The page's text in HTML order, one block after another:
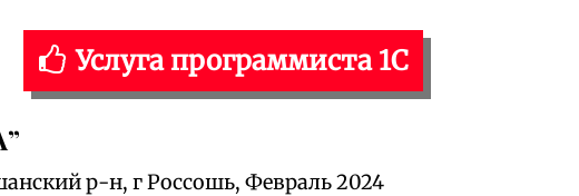
Услуга программиста 1С
р-н, г Россошь, Февраль 2024